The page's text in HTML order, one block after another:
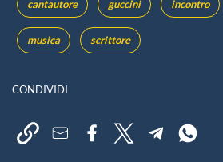
cantautore guccini incontro
musica scrittore
CONDIVIDI